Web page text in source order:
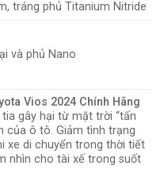
tráng phủ Titanium Nitride
và phủ Nano
Vios 2024 Chính Hãng
gây hại từ mặt trời “tấn
của ô tô. Giảm tình trạng
xe di chuyển trong thời tiết
nhìn cho tài xế trong suốt